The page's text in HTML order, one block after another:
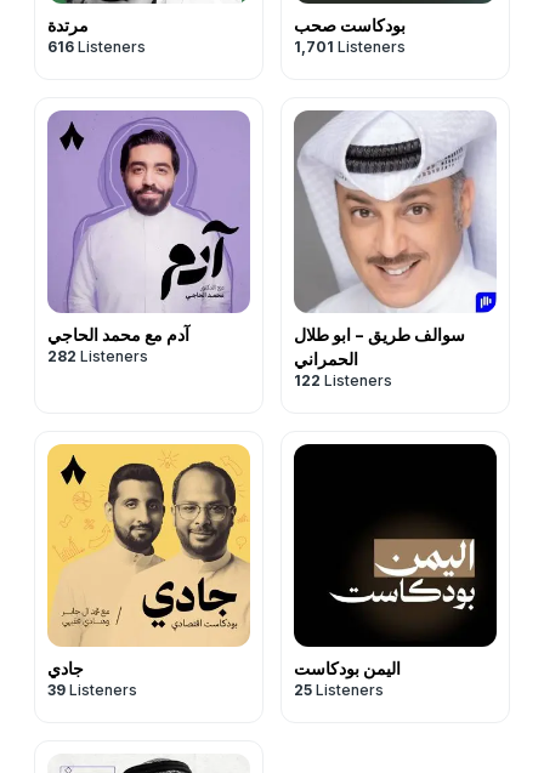
مرتدة
616 Listeners
بودكاست صحب
1,701 Listeners
آدم مع محمد الحاجي
282 Listeners
سوالف طريق - ابو طلال
الحمراني
122 Listeners
جادي
39 Listeners
اليمن بودكاست
25 Listeners